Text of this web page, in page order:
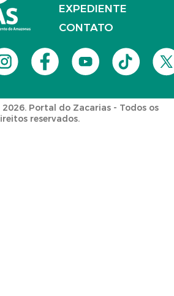
EXPEDIENTE
CONTATO
Portal do Zacarias - Todos os
reservados.